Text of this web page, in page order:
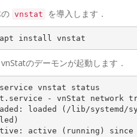
vnstat を導入します．
apt install vnstat
のデーモンが起動します．
vnstat status
- vnStat network